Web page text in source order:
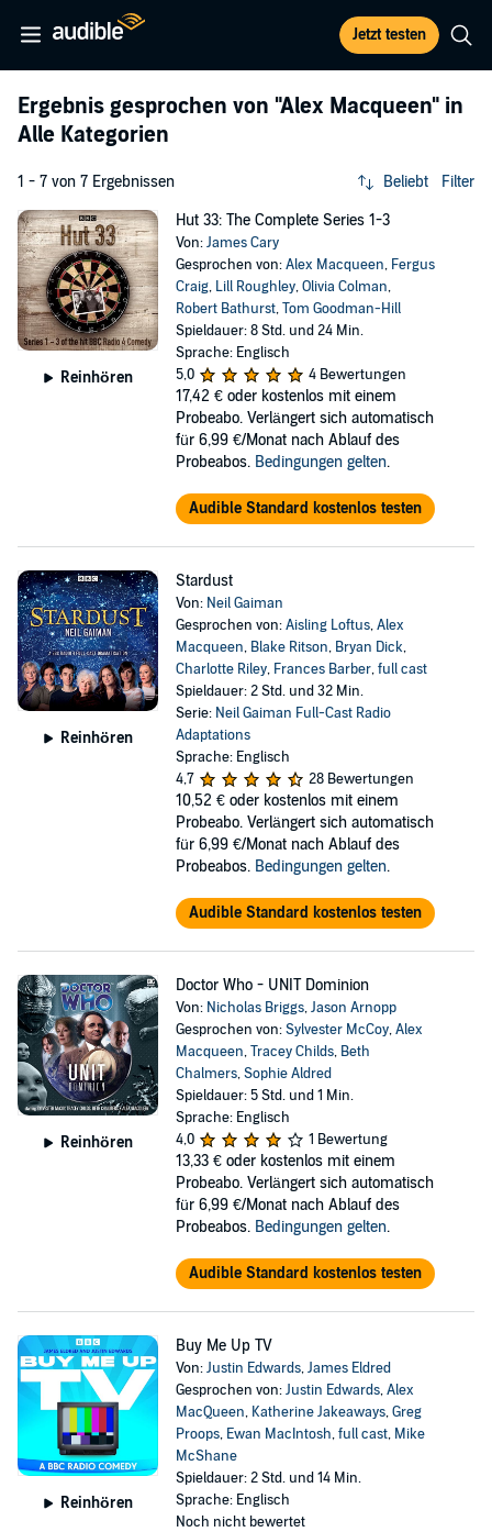
Jetzt testen
Ergebnis gesprochen von "Alex Macqueen" in
Alle Kategorien
1 - 7 von 7 Ergebnissen Beliebt Filter
Reinhören
Hut 33: The Complete Series 1-3
Von:James Cary
Gesprochen von:Alex Macqueen, Fergus
Craig, Lill Roughley,Olivia Colman,
Robert Bathurst,Tom Goodman-Hill
Spieldauer: 8 Std. und 24 Min.
Sprache: Englisch
5,0
4 Bewertungen
17,42 € oder kostenlos mit einem
Probeabo. Verlängert sich automatisch
für 6,99 €/Monat nach Ablauf des
Probeabos. Bedingungen gelten.
Audible Standard kostenlos testen
Reinhören
Stardust
Von: Neil Gaiman
Gesprochen von:Aisling Loftus,Alex
Macqueen, Blake Ritson, Bryan Dick,
Charlotte Riley, Frances Barber,full cast
Spieldauer: 2 Std. und 32 Min.
Serie: Neil Gaiman Full-Cast Radio
Adaptations
Sprache: Englisch
4,7
28 Bewertungen
10,52 € oder kostenlos mit einem
Probeabo. Verlängert sich automatisch
für 6,99 €/Monat nach Ablauf des
Probeabos. Bedingungen gelten.
Audible Standard kostenlos testen
Reinhören
Doctor Who - UNIT Dominion
Von: Nicholas Briggs,Jason Arnopp
Gesprochen von:Sylvester McCoy,Alex
Macqueen,Tracey Childs, Beth
Chalmers,Sophie Aldred
Spieldauer: 5 Std. und 1 Min.
Sprache: Englisch
4,0
1 Bewertung
13,33 € oder kostenlos mit einem
Probeabo. Verlängert sich automatisch
für 6,99 €/Monat nach Ablauf des
Probeabos. Bedingungen gelten.
Audible Standard kostenlos testen
Reinhören
Buy Me Up TV
Von:Justin Edwards,James Eldred
Gesprochen von:Justin Edwards,Alex
MacQueen, Katherine Jakeaways,Greg
Proops, Ewan MacIntosh,full cast, Mike
McShane
Spieldauer: 2 Std. und 14 Min.
Sprache: Englisch
Noch nicht bewertet